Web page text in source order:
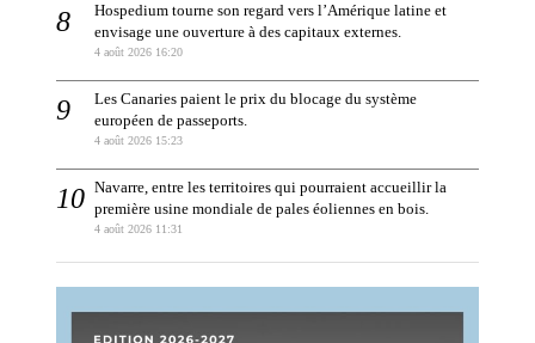
Hospedium tourne son regard vers l’Amérique latine et
envisage une ouverture à des capitaux externes.
4 août 2026 16:20
Les Canaries paient le prix du blocage du système
européen de passeports.
4 août 2026 15:23
Navarre, entre les territoires qui pourraient accueillir la
première usine mondiale de pales éoliennes en bois.
4 août 2026 11:31